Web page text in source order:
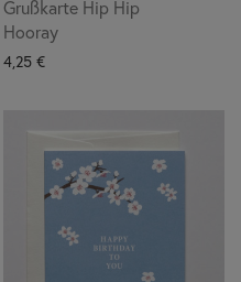
Grußkarte Hip Hip
Hooray
4,25 €